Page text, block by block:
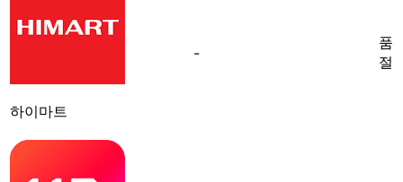
하이마트
-
품
절